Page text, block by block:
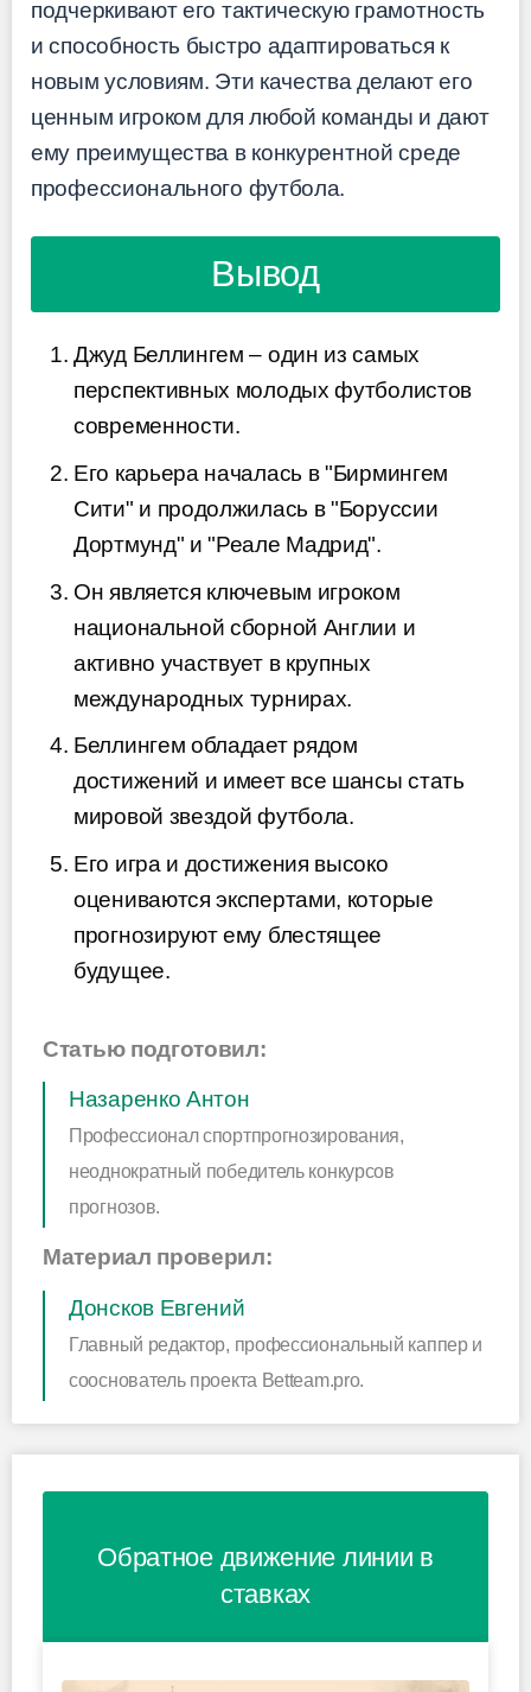
подчеркивают его тактическую грамотность
и способность быстро адаптироваться к
новым условиям. Эти качества делают его
ценным игроком для любой команды и дают
ему преимущества в конкурентной среде
профессионального футбола.
Вывод
Джуд Беллингем – один из самых
перспективных молодых футболистов
современности.
Его карьера началась в "Бирмингем
Сити" и продолжилась в "Боруссии
Дортмунд" и "Реале Мадрид".
Он является ключевым игроком
национальной сборной Англии и
активно участвует в крупных
международных турнирах.
Беллингем обладает рядом
достижений и имеет все шансы стать
мировой звездой футбола.
Его игра и достижения высоко
оцениваются экспертами, которые
прогнозируют ему блестящее
будущее.
Статью подготовил:
Назаренко Антон
Профессионал спортпрогнозирования,
неоднократный победитель конкурсов
прогнозов.
Материал проверил:
Донсков Евгений
Главный редактор, профессиональный каппер и
сооснователь проекта Betteam.pro.
Обратное движение линии в
ставках